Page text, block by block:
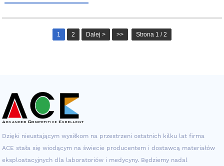
1 2 Dalej > >> Strona 1 / 2
Dzięki nieustającym wysiłkom na przestrzeni ostatnich kilku lat firma
ACE stała się wiodącym na świecie producentem i dostawcą materiałów
eksploatacyjnych dla laboratoriów i medycyny. Będziemy nadal